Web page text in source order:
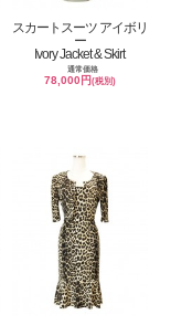
スカートスーツ アイボリ
ー
Ivory Jacket & Skirt
通常価格
78,000円 (税別)